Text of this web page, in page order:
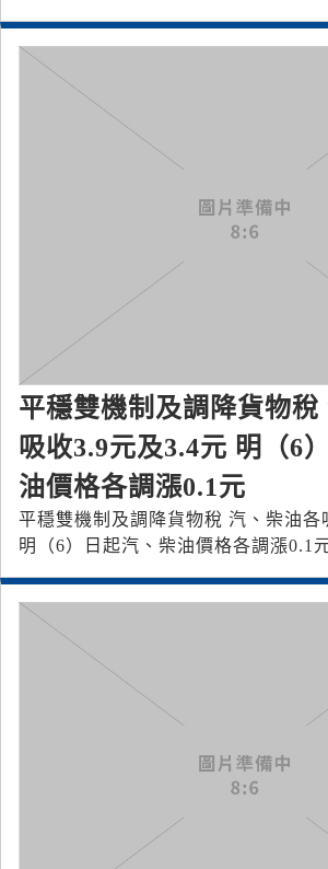
平穩雙機制及調降貨物稅
吸收3.9元及3.4元 明（6
油價格各調漲0.1元
平穩雙機制及調降貨物稅 汽、柴油各
明（6）日起汽、柴油價格各調漲0.1